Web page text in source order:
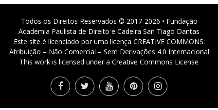
Todos os Direitos Reservados © 2017-2026 • Fundação
Academia Paulista de Direito e Cadeira San Tiago Dantas
Este site é licenciado por uma licença CREATIVE COMMONS:
Atribuição – Não Comercial – Sem Derivações 4.0 Internacional
This work is licensed under a Creative Commons License